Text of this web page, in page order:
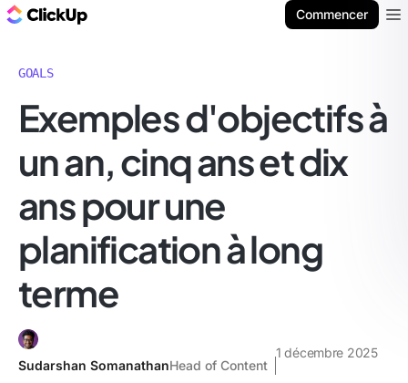
Commencer
GOALS
Exemples d'objectifs à
un an, cinq ans et dix
ans pour une
planification à long
terme
Sudarshan SomanathanHead of Content
1 décembre 2025